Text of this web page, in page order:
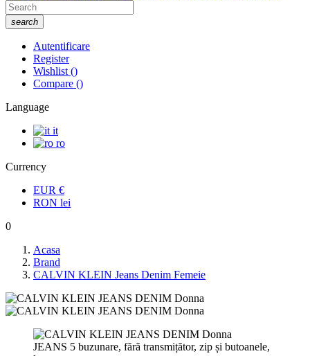
search
Autentificare
Register
Wishlist ()
Compare ()
Language
it
ro
Currency
EUR €
RON lei
0
Acasa
Brand
CALVIN KLEIN Jeans Denim Femeie
JEANS 5 buzunare, fără transmițător, zip și butoanele,